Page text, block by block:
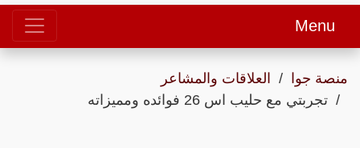
Menu
منصة جوا
العلاقات والمشاعر
تجربتي مع حليب اس 26 فوائده ومميزاته